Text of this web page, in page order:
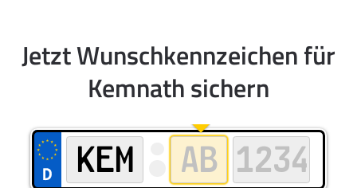
Jetzt Wunschkennzeichen für
Kemnath sichern